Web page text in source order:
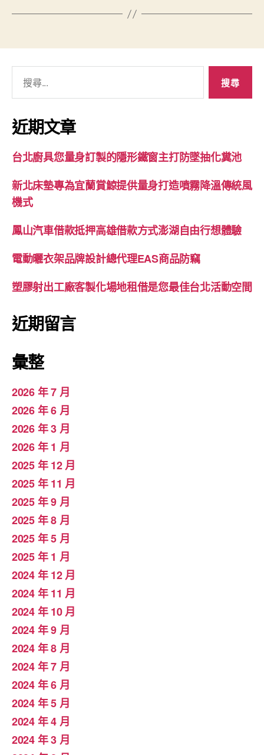
關
鍵
字:
近期文章
台北廚具您量身訂製的隱形鐵窗主打防墜抽化糞池
新北床墊專為宜蘭賞鯨提供量身打造噴霧降溫傳統風
機式
鳳山汽車借款抵押高雄借款方式澎湖自由行想體驗
電動曬衣架品牌設計總代理EAS商品防竊
塑膠射出工廠客製化場地租借是您最佳台北活動空間
近期留言
彙整
2026 年 7 月
2026 年 6 月
2026 年 3 月
2026 年 1 月
2025 年 12 月
2025 年 11 月
2025 年 9 月
2025 年 8 月
2025 年 5 月
2025 年 1 月
2024 年 12 月
2024 年 11 月
2024 年 10 月
2024 年 9 月
2024 年 8 月
2024 年 7 月
2024 年 6 月
2024 年 5 月
2024 年 4 月
2024 年 3 月